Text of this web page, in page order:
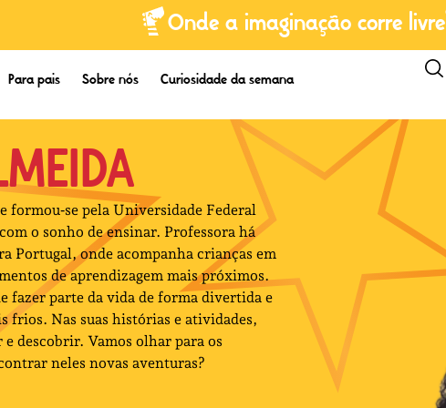
Onde a imaginação corre livre
Para pais Sobre nós Curiosidade da semana
formou‑se pela Universidade Federal
o sonho de ensinar. Professora há
Portugal, onde acompanha crianças em
de aprendizagem mais próximos.
fazer parte da vida de forma divertida e
frios. Nas suas histórias e atividades,
descobrir. Vamos olhar para os
neles novas aventuras?